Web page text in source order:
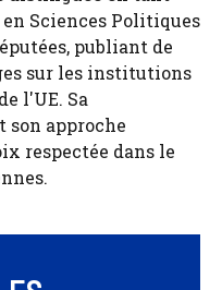
Sciences Politiques
publiant de
sur les institutions
l'UE. Sa
son approche
respectée dans le